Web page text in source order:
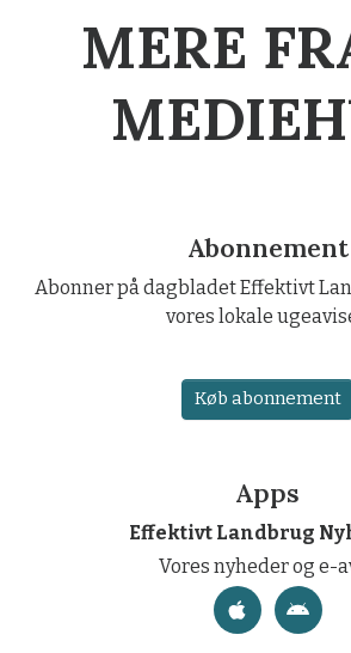
MERE
Abonnement
Abonner på dagbladet Effektivt
vores lokale
Køb abonnement
Apps
Effektivt Landbrug
Vores nyheder og e-